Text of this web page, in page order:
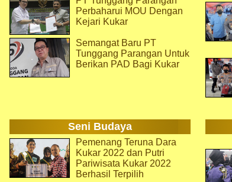
Perbaharui MOU Dengan
Kejari Kukar
Semangat Baru PT
Tunggang Parangan Untuk
Berikan PAD Bagi Kukar
Seni Budaya
Pemenang Teruna Dara
Kukar 2022 dan Putri
Pariwisata Kukar 2022
Berhasil Terpilih